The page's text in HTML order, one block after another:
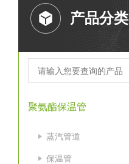
产品分类
聚氨酯保温管
蒸汽管道
保温管